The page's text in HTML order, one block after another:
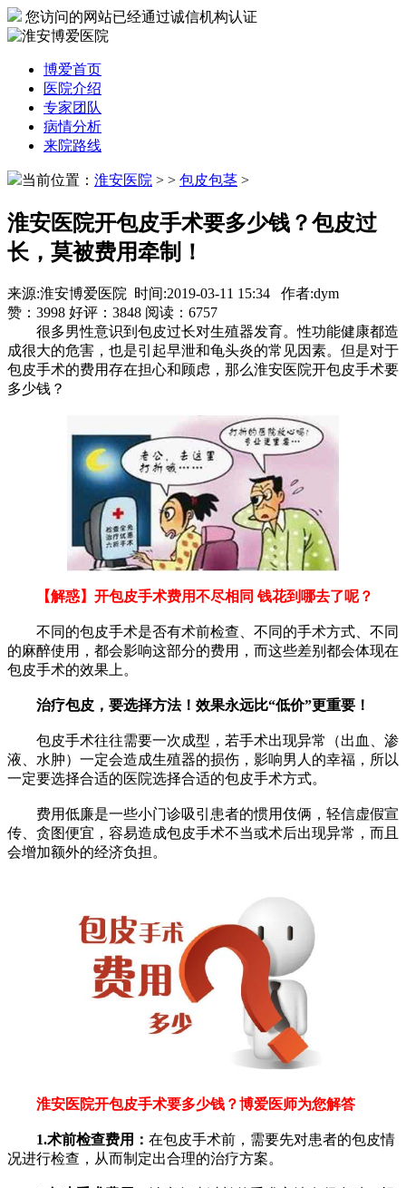
您访问的网站已经通过诚信机构认证
博爱首页
医院介绍
专家团队
病情分析
来院路线
当前位置： 淮安医院 > > 包皮包茎 >
淮安医院开包皮手术要多少钱？包皮过
长，莫被费用牵制！
来源:淮安博爱医院 时间:2019-03-11 15:34 作者:dym
赞： 3998 好评： 3848 阅读： 6757
很多男性意识到包皮过长对生殖器发育。性功能健康都造
成很大的危害，也是引起早泄和龟头炎的常见因素。但是对于
包皮手术的费用存在担心和顾虑，那么淮安医院开包皮手术要
多少钱？
【解惑】开包皮手术费用不尽相同 钱花到哪去了呢？
不同的包皮手术是否有术前检查、不同的手术方式、不同
的麻醉使用，都会影响这部分的费用，而这些差别都会体现在
包皮手术的效果上。
治疗包皮，要选择方法！效果永远比“低价”更重要！
包皮手术往往需要一次成型，若手术出现异常（出血、渗
液、水肿）一定会造成生殖器的损伤，影响男人的幸福，所以
一定要选择合适的医院选择合适的包皮手术方式。
费用低廉是一些小门诊吸引患者的惯用伎俩，轻信虚假宣
传、贪图便宜，容易造成包皮手术不当或术后出现异常，而且
会增加额外的经济负担。
淮安医院开包皮手术要多少钱？博爱医师为您解答
1.术前检查费用： 在包皮手术前，需要先对患者的包皮情
况进行检查，从而制定出合理的治疗方案。